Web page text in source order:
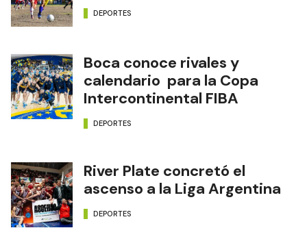
DEPORTES
Boca conoce rivales y
calendario para la Copa
Intercontinental FIBA
DEPORTES
River Plate concretó el
ascenso a la Liga Argentina
DEPORTES